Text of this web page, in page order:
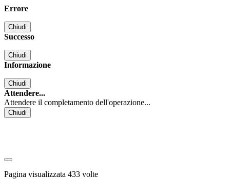
Errore
Chiudi
Successo
Chiudi
Informazione
Chiudi
Attendere...
Attendere il completamento dell'operazione...
Chiudi
Pagina visualizzata 433 volte